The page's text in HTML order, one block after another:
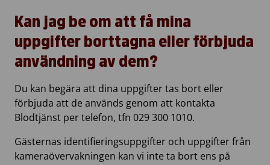
Kan jag be om att få mina
uppgifter borttagna eller förbjuda
användning av dem?
Du kan begära att dina uppgifter tas bort eller
förbjuda att de används genom att kontakta
Blodtjänst per telefon, tfn 029 300 1010.
Gästernas identifieringsuppgifter och uppgifter från
kameraövervakningen kan vi inte ta bort ens på